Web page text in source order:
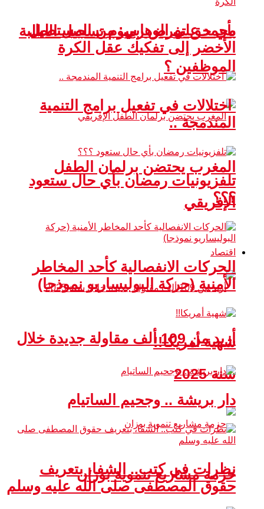
بأي حق تفرض رسوم تسجيل الطلبة
الموظفين ؟
المغرب يحتضن برلمان الطفل
الإفريقي
اقتصاد
أزيد من 109 ألف مقاولة جديدة خلال
سنة 2025
حزمة مشاريع تنموية بوزان
محمد علي الوهابي: من المستطيل
الأخضر إلى تفكيك عقل الكرة
اختلالات في تفعيل برامج التنمية
المندمجة ..
تلفزيونيات رمضان بأي حال ستعود
؟؟؟
الحركات الانفصالية كأحد المخاطر
الأمنية (حركة البوليساريو نموذجا)
شهية أمريكا!!
دار بريشة .. وجحيم الساتيام
نظرات في كتب.. الشفا، بتعريف
حقوق المصطفى صلى الله عليه وسلم